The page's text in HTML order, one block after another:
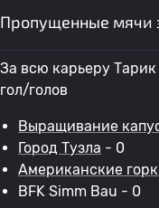
Пропущенные мячи
За всю карьеру
гол/голов
Выращивание
Город Тузла - 0
Американские
BFK Simm Bau - 0